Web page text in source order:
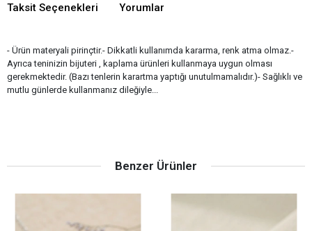
Taksit Seçenekleri Yorumlar
- Ürün materyali pirinçtir.- Dikkatli kullanımda kararma, renk atma olmaz.-
Ayrıca teninizin bijuteri , kaplama ürünleri kullanmaya uygun olması
gerekmektedir. (Bazı tenlerin karartma yaptığı unutulmamalıdır.)- Sağlıklı ve
mutlu günlerde kullanmanız dileğiyle...
Benzer Ürünler